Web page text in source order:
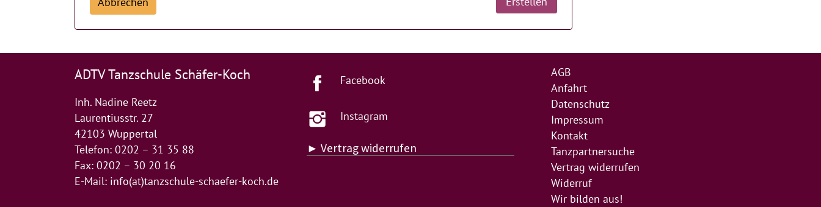
ADTV Tanzschule Schäfer-Koch
Inh. Nadine Reetz
Laurentiusstr. 27
42103 Wuppertal
Telefon: 0202 – 31 35 88
Fax: 0202 – 30 20 16
E-Mail: info(at)tanzschule-schaefer-koch.de
Facebook
Instagram
► Vertrag widerrufen
AGB
Anfahrt
Datenschutz
Impressum
Kontakt
Tanzpartnersuche
Vertrag widerrufen
Widerruf
Wir bilden aus!